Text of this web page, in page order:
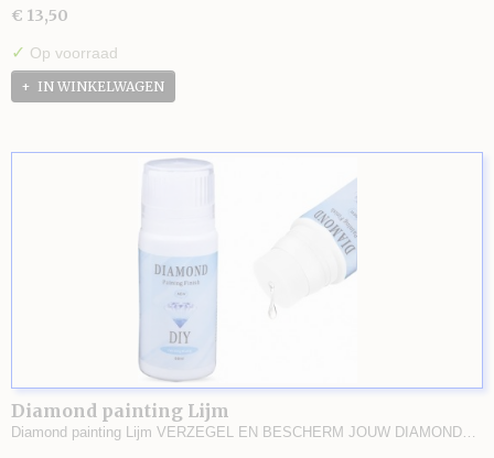
€ 13,50
✓ Op voorraad
IN WINKELWAGEN
Diamond painting Lijm
Diamond painting Lijm VERZEGEL EN BESCHERM JOUW DIAMOND…